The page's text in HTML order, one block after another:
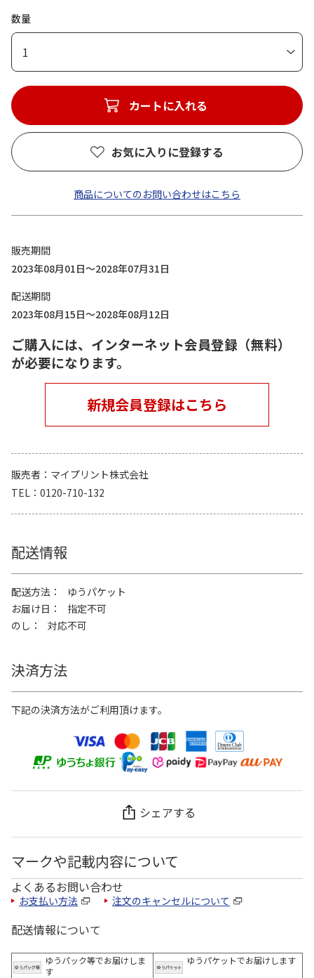
数量
1
カートに入れる
お気に入りに登録する
商品についてのお問い合わせはこちら
販売期間
2023年08月01日～2028年07月31日
配送期間
2023年08月15日～2028年08月12日
ご購入には、インターネット会員登録（無料）
が必要になります。
新規会員登録はこちら
販売者
マイプリント株式会社
TEL
0120-710-132
配送情報
配送方法
ゆうパケット
お届け日
指定不可
のし
対応不可
決済方法
下記の決済方法がご利用頂けます。
シェアする
マークや記載内容について
よくあるお問い合わせ
お支払い方法 注文のキャンセルについて
配送情報について
ゆうパック等でお届けしま
す
ゆうパケットでお届けします